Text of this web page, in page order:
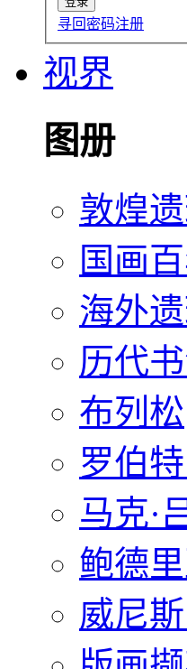
寻回密码注册
视界
图册
敦煌
国画
海外
历代
布列松
罗伯
马克·
鲍德
威尼